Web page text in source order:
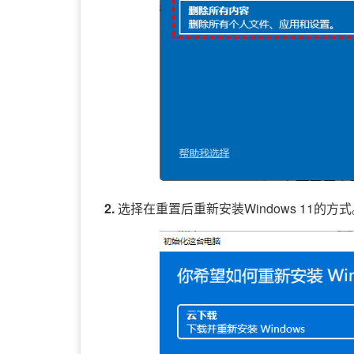
2. 选择在重置后重新安装Windows 11的方